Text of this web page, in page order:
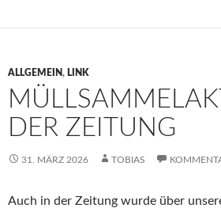
ALLGEMEIN, LINK
DER ZEITUNG
31. MÄRZ 2026 TOBIAS
Auch in der Zeitung wurde über